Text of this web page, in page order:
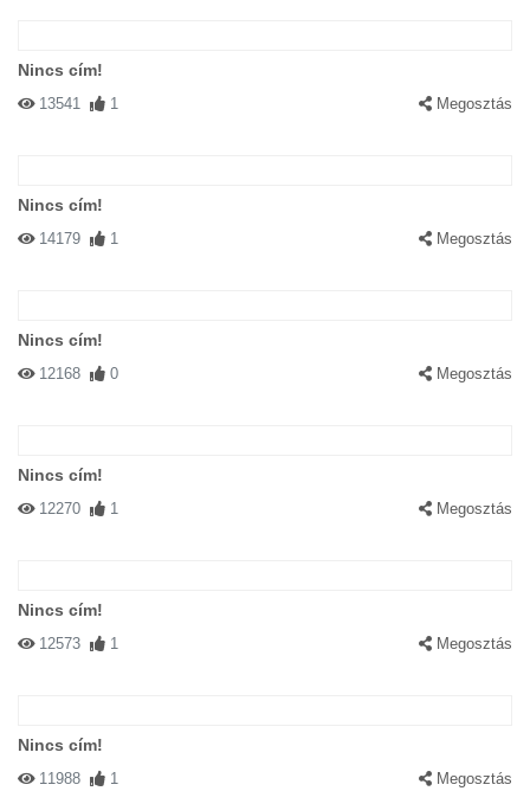
Nincs cím!
13541 1 Megosztás
Nincs cím!
14179 1 Megosztás
Nincs cím!
12168 0 Megosztás
Nincs cím!
12270 1 Megosztás
Nincs cím!
12573 1 Megosztás
Nincs cím!
11988 1 Megosztás